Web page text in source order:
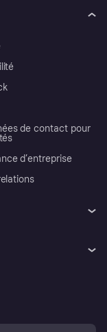
de contact pour
d’entreprise